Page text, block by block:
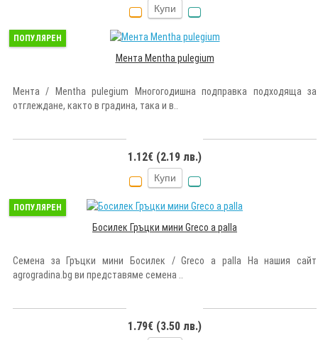
Купи
ПОПУЛЯРЕН
Мента Mentha pulegium
Мента / Mentha pulegium Многогодишна подправка подходяща за
отглеждане, както в градина, така и в..
1.12€ (2.19 лв.)
Купи
ПОПУЛЯРЕН
Босилек Гръцки мини Greco a palla
Семена за Гръцки мини Босилек / Greco a palla На нашия сайт
agrogradina.bg ви представяме семена ..
1.79€ (3.50 лв.)